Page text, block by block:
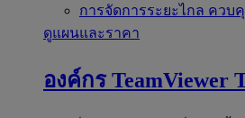
การจัดการระยะไกล ควบ
ดูแผนและราคา
องค์กร TeamViewer